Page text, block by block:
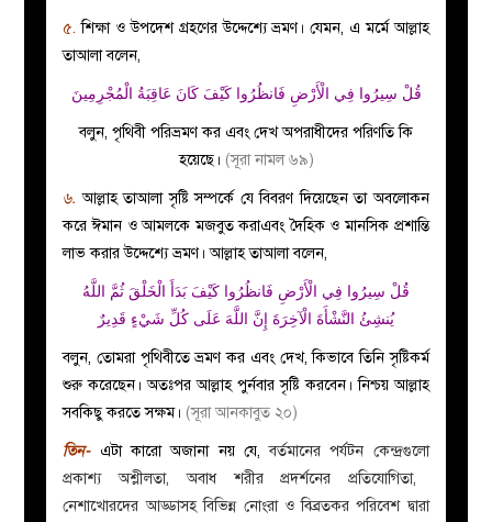
৫. শিক্ষা ও উপদেশ গ্রহণের উদ্দেশ্যে ভ্রমণ।যেমন, এ মর্মে আল্লাহ
তাআলা বলেন,
قُلْ سِيرُوا فِي الْأَرْضِ فَانظُرُوا كَيْفَ كَانَ عَاقِبَةُ الْمُجْرِمِينَ
বলুন, পৃথিবী পরিভ্রমণ কর এবং দেখ অপরাধীদের পরিণতি কি
হয়েছে। (সূরা নামল ৬৯)
৬. আল্লাহ তাআলা সৃষ্টি সম্পর্কে যে বিবরণ দিয়েছেন তা অবলোকন
করে ঈমান ও আমলকে মজবুত করাএবং দৈহিক ও মানসিক প্রশান্তি
লাভ করার উদ্দেশ্যে ভ্রমণ। আল্লাহ তাআলা বলেন,
قُلْ سِيرُوا فِي الْأَرْضِ فَانظُرُوا كَيْفَ بَدَأَ الْخَلْقَ ثُمَّ اللَّهُ
يُنشِئُ النَّشْأَةَ الْآخِرَةَ إِنَّ اللَّهَ عَلَى كُلِّ شَيْءٍ قَدِيرٌ
বলুন, তোমরা পৃথিবীতে ভ্রমণ কর এবং দেখ, কিভাবে তিনি সৃষ্টিকর্ম
শুরু করেছেন। অতঃপর আল্লাহ পুর্নবার সৃষ্টি করবেন। নিশ্চয় আল্লাহ
সবকিছু করতে সক্ষম। (সূরা আনকাবুত ২০)
তিন- এটা কারো অজানা নয় যে,বর্তমানের পর্যটন কেন্দ্রগুলো
প্রকাশ্য অশ্লীলতা, অবাধ শরীর প্রদর্শনের প্রতিযোগিতা,
নেশাখোরদের আড্ডাসহ বিভিন্ন নোংরা ও বিব্রতকর পরিবেশ দ্বারা